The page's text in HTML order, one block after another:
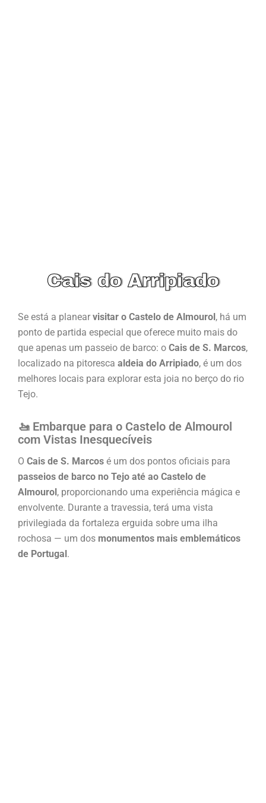
Cais do Arripiado
Se está a planear visitar o Castelo de Almourol, há um
ponto de partida especial que oferece muito mais do
que apenas um passeio de barco: o Cais de S. Marcos,
localizado na pitoresca aldeia do Arripiado, é um dos
melhores locais para explorar esta joia no berço do rio
Tejo.
🚤 Embarque para o Castelo de Almourol
com Vistas Inesquecíveis
O Cais de S. Marcos é um dos pontos oficiais para
passeios de barco no Tejo até ao Castelo de
Almourol , proporcionando uma experiência mágica e
envolvente. Durante a travessia, terá uma vista
privilegiada da fortaleza erguida sobre uma ilha
rochosa — um dos monumentos mais emblemáticos
de Portugal .